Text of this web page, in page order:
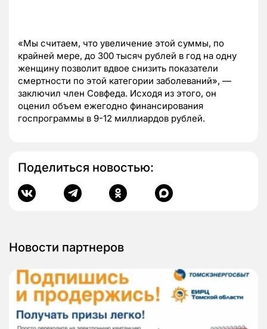
«Мы считаем, что увеличение этой суммы, по
крайней мере, до 300 тысяч рублей в год на одну
женщину позволит вдвое снизить показатели
смертности по этой категории заболеваний», —
заключил член Совфеда. Исходя из этого, он
оценил объем ежегодно финансирования
госпрограммы в 9-12 миллиардов рублей.
Поделиться новостью:
Новости партнеров